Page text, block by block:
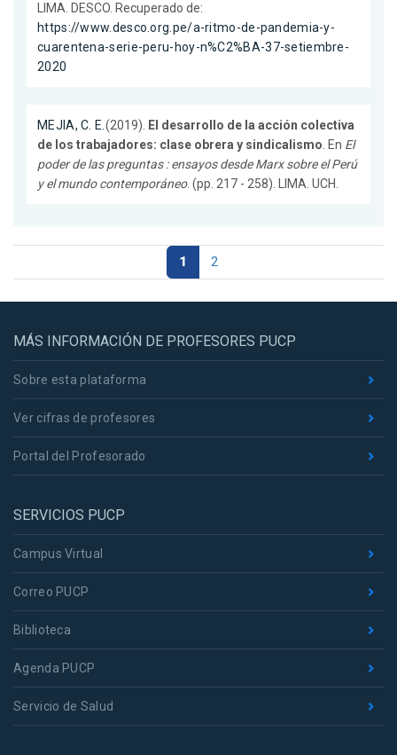
LIMA. DESCO. Recuperado de:
https://www.desco.org.pe/a-ritmo-de-pandemia-y-
cuarentena-serie-peru-hoy-n%C2%BA-37-setiembre-
2020
MEJIA, C. E.(2019). El desarrollo de la acción colectiva
de los trabajadores: clase obrera y sindicalismo. En El
poder de las preguntas : ensayos desde Marx sobre el Perú
y el mundo contemporáneo. (pp. 217 - 258). LIMA. UCH.
1 2
MÁS INFORMACIÓN DE PROFESORES PUCP
Sobre esta plataforma
Ver cifras de profesores
Portal del Profesorado
SERVICIOS PUCP
Campus Virtual
Correo PUCP
Biblioteca
Agenda PUCP
Servicio de Salud